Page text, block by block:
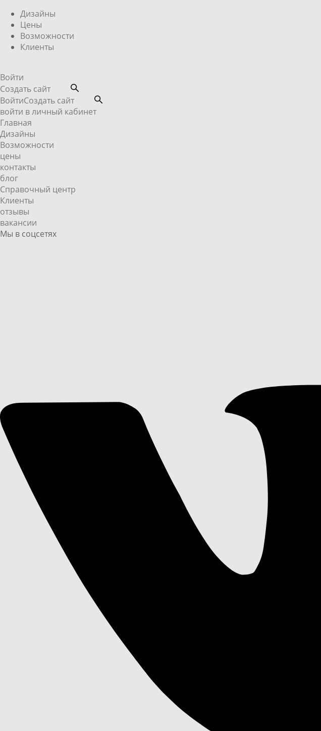
Дизайны
Цены
Возможности
Клиенты
Войти
Создать сайт
ВойтиСоздать сайт
войти в личный кабинет
Главная
Дизайны
Возможности
цены
контакты
блог
Справочный центр
Клиенты
отзывы
вакансии
Мы в соцсетях